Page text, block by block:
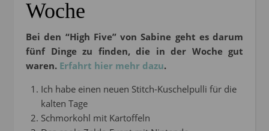
Woche
Bei den “High Five” von Sabine geht es darum
fünf Dinge zu finden, die in der Woche gut
waren. Erfahrt hier mehr dazu.
Ich habe einen neuen Stitch-Kuschelpulli für die
kalten Tage
Schmorkohl mit Kartoffeln